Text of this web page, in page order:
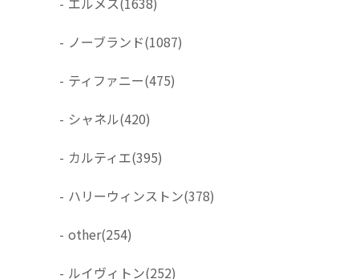
- ノーブランド(1087)
- ティファニー(475)
- シャネル(420)
- カルティエ(395)
- ハリーウィンストン(378)
- other(254)
- ルイヴィトン(252)